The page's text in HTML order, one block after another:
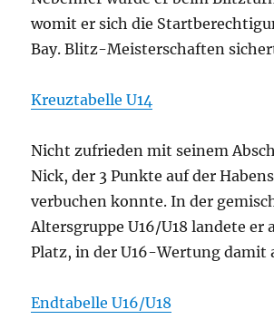
womit er sich die
Bay. Blitz-Meisterschaften
Kreuztabelle U14
Nicht zufrieden mit seinem
Nick, der 3 Punkte auf der
verbuchen konnte. In der
Altersgruppe U16/U18 landete er
Platz, in der U16-Wertung damit
Endtabelle U16/U18